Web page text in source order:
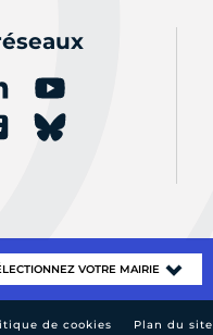
de cookies Plan du site